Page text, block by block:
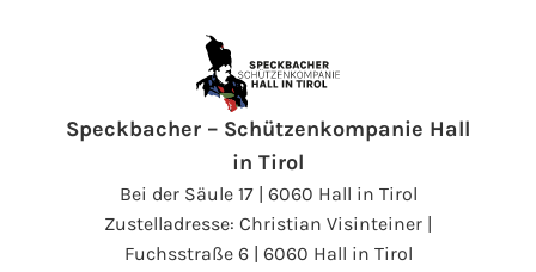
Speckbacher – Schützenkompanie Hall
in Tirol
Bei der Säule 17 | 6060 Hall in Tirol
Zustelladresse: Christian Visinteiner |
Fuchsstraße 6 | 6060 Hall in Tirol